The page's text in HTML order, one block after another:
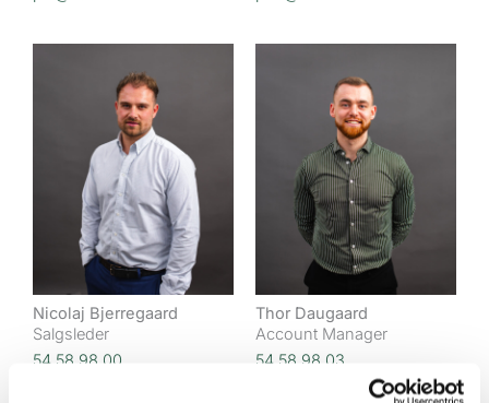
Nicolaj Bjerregaard
Salgsleder
54 58 98 00
Thor Daugaard
Account Manager
54 58 98 03
thd@vaekster.dk